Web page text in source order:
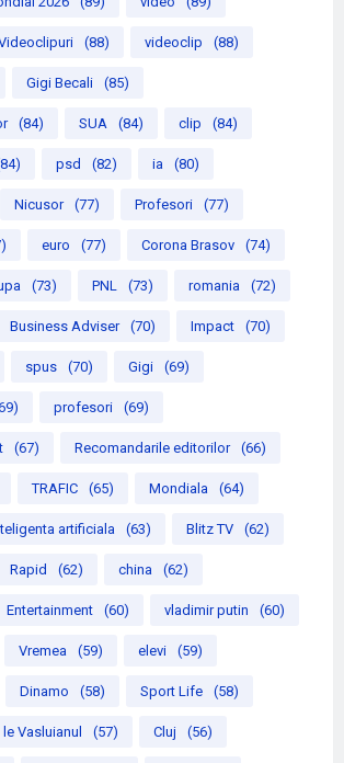
(88) videoclip (88)
Gigi Becali (85)
(84) SUA (84) clip (84)
psd (82) ia (80)
Nicusor (77) Profesori (77)
euro (77) Corona Brasov (74)
(73) PNL (73) romania (72)
Business Adviser (70) Impact (70)
spus (70) Gigi (69)
profesori (69)
(67) Recomandarile editorilor (66)
TRAFIC (65) Mondiala (64)
artificiala (63) Blitz TV (62)
Rapid (62) china (62)
Entertainment (60) vladimir putin (60)
Vremea (59) elevi (59)
Dinamo (58) Sport Life (58)
le Vasluianul (57) Cluj (56)